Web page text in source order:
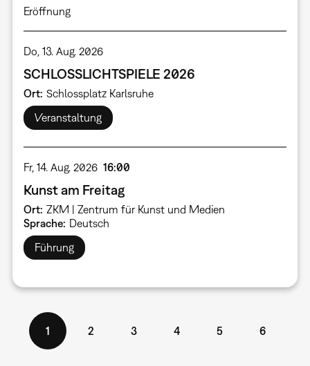
Eröffnung
Do, 13. Aug. 2026
SCHLOSSLICHTSPIELE 2026
Ort Schlossplatz Karlsruhe
Veranstaltung
Fr, 14. Aug. 2026 16:00
Kunst am Freitag
Ort ZKM | Zentrum für Kunst und Medien
Sprache Deutsch
Führung
Aktuelle
Seite
1 Seite
2 Seite
3 Seite
4 Seite
5 Seite
6